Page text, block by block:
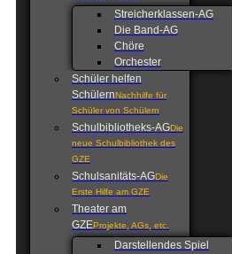
Streicherklassen-AG
Die Band-AG
Chöre
Orchester
Schüler helfen
SchülernNachhilfe für
Schüler von Schülern
Schulbibliotheks-AGDie
neue Schulbibliothek des
GZE
Schulsanitäts-AGDie
Erste Hilfe am GZE
Theater am
GZEProjekte, AGs, etc.
Darstellendes Spiel